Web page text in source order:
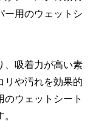
ー用のウェットシ
、吸着力が高い素
リや汚れを効果的
のウェットシート